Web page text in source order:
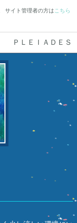
サイト管理者の方は こちら
ＰＬＥＩＡＤＥＳ